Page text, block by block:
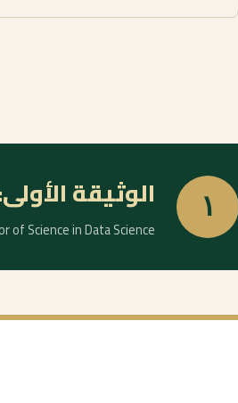
١ الوثيقة
Science in Data Science